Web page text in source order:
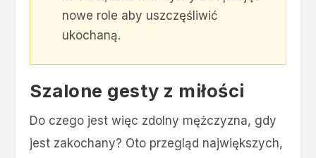
nowe role aby uszczęśliwić
ukochaną.
Szalone gesty z miłości
Do czego jest więc zdolny mężczyzna, gdy
jest zakochany? Oto przegląd największych,